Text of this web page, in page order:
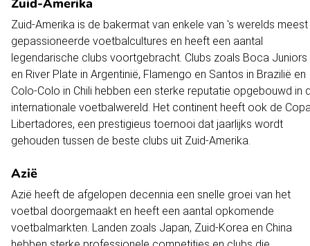
Zuid-Amerika
Zuid-Amerika is de bakermat van enkele van 's werelds meest
gepassioneerde voetbalcultures en heeft een aantal
legendarische clubs voortgebracht. Clubs zoals Boca Juniors
en River Plate in Argentinië, Flamengo en Santos in Brazilië en
Colo-Colo in Chili hebben een sterke reputatie opgebouwd in
internationale voetbalwereld. Het continent heeft ook de
Libertadores, een prestigieus toernooi dat jaarlijks wordt
gehouden tussen de beste clubs uit Zuid-Amerika.
Azië
Azië heeft de afgelopen decennia een snelle groei van het
voetbal doorgemaakt en heeft een aantal opkomende
voetbalmarkten. Landen zoals Japan, Zuid-Korea en China